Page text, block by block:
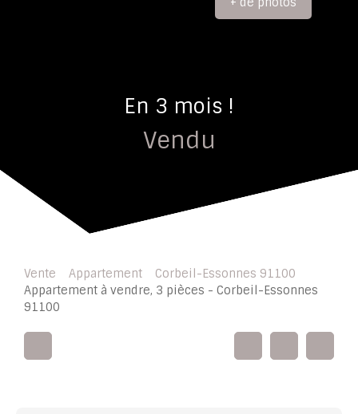
En 3 mois !
Vendu
Vente Appartement
Corbeil-Essonnes 91100
Appartement à vendre, 3 pièces - Corbeil-Essonnes
91100